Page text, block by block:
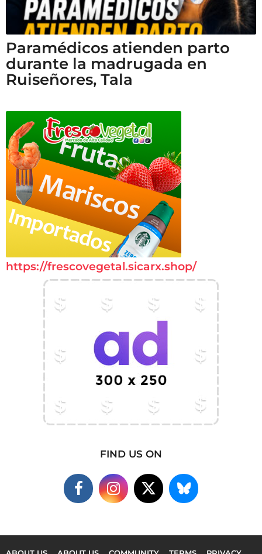
Paramédicos atienden parto
durante la madrugada en
Ruiseñores, Tala
https://frescovegetal.sicarx.shop/
FIND US ON